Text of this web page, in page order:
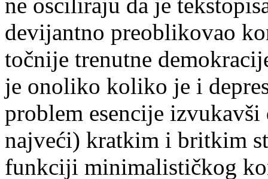
devijantno preoblikovao
točnije trenutne
je onoliko koliko je i
problem esencije
najveći) kratkim i britkim
funkciji minimalističkog